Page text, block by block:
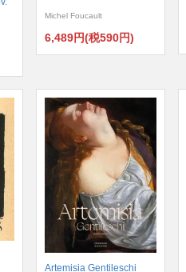
Michel Foucault
6,489円(税590円)
Artemisia Gentileschi